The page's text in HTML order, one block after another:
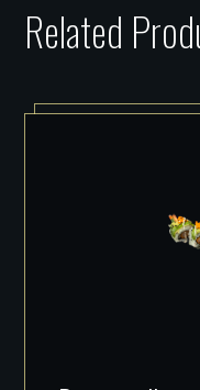
Related